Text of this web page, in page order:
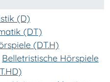
(D)
(DT)
(DT.H)
Belletristische Hörspiele